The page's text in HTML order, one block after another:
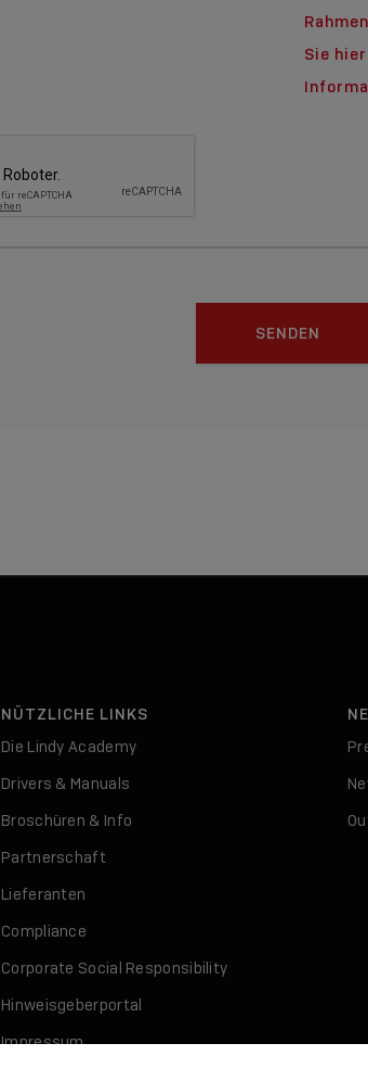
Sie
SENDEN
NÜTZLICHE LINKS
Die Lindy Academy
Drivers & Manuals
Broschüren & Info
Partnerschaft
Lieferanten
Compliance
Corporate Social Responsibility
Hinweisgeberportal
Impressum